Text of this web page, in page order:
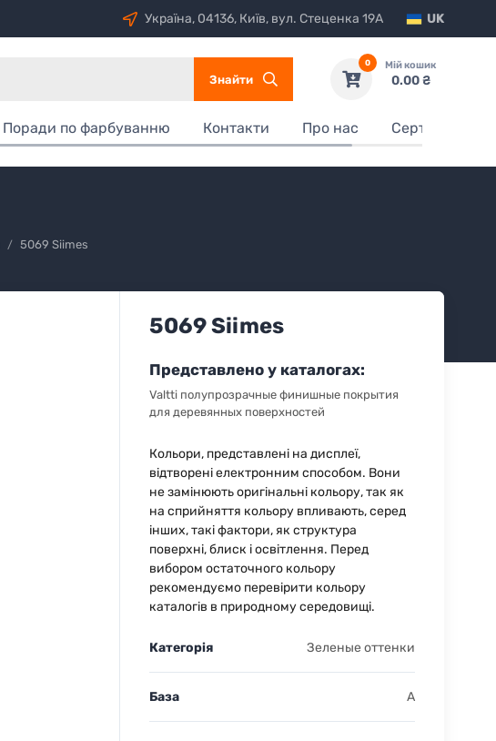
Україна, 04136, Київ, вул. Стеценка 19А UK
Знайти
0 Мій кошик
0.00 ₴
Поради по фарбуванню Контакти Про нас Сертифікати
5069 Siimes
5069 Siimes
Представлено у каталогах:
Valtti полупрозрачные финишные покрытия
для деревянных поверхностей
Кольори, представлені на дисплеї,
відтворені електронним способом. Вони
не замінюють оригінальні кольору, так як
на сприйняття кольору впливають, серед
інших, такі фактори, як структура
поверхні, блиск і освітлення. Перед
вибором остаточного кольору
рекомендуємо перевірити кольору
каталогів в природному середовищі.
Категорія Зеленые оттенки
База A